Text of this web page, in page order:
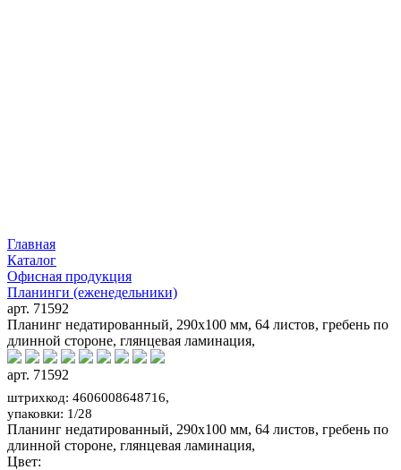
Главная
Каталог
Офисная продукция
Планинги (еженедельники)
арт. 71592
Планинг недатированный, 290х100 мм, 64 листов, гребень по
длинной стороне, глянцевая ламинация,
арт. 71592
штрихкод: 4606008648716,
упаковки: 1/28
Планинг недатированный, 290х100 мм, 64 листов, гребень по
длинной стороне, глянцевая ламинация,
Цвет: